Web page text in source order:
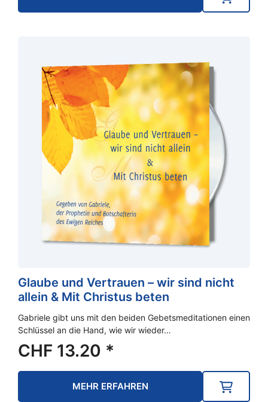
Glaube und Vertrauen – wir sind nicht
allein & Mit Christus beten
Gabriele gibt uns mit den beiden Gebetsmeditationen einen
Schlüssel an die Hand, wie wir wieder…
CHF 13.20 *
MEHR ERFAHREN